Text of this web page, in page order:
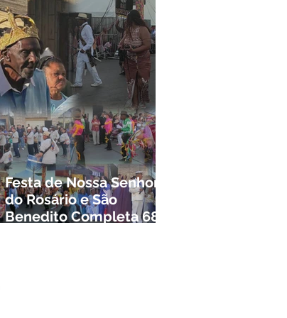
Festa de Nossa Senhora
do Rosário e São
Benedito Completa 68